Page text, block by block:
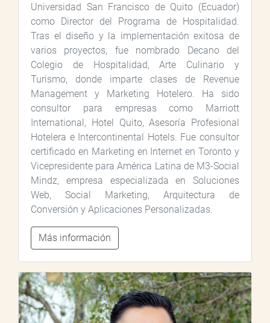
Universidad San Francisco de Quito (Ecuador)
como Director del Programa de Hospitalidad.
Tras el diseño y la implementación exitosa de
varios proyectos, fue nombrado Decano del
Colegio de Hospitalidad, Arte Culinario y
Turismo, donde imparte clases de Revenue
Management y Marketing Hotelero. Ha sido
consultor para empresas como Marriott
International, Hotel Quito, Asesoría Profesional
Hotelera e Intercontinental Hotels. Fue consultor
certificado en Marketing en Internet en Toronto y
Vicepresidente para América Latina de M3-Social
Mindz, empresa especializada en Soluciones
Web, Social Marketing, Arquitectura de
Conversión y Aplicaciones Personalizadas.
Más información